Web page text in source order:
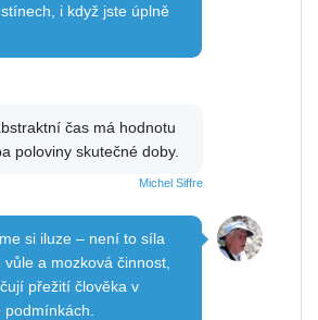
i když jste úplně
čas má hodnotu
poloviny skutečné doby.
Michel Siffre
si iluze – není to síla
vůle a mozková činnost,
přežití člověka v
podmínkách.